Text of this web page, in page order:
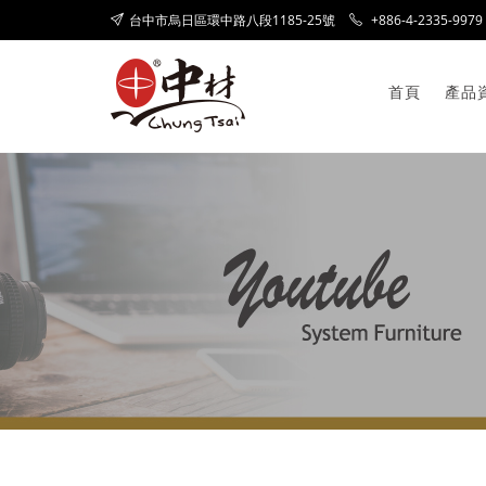
台中市烏日區環中路八段1185-25號 +886-4-2335-9979
首頁 產品